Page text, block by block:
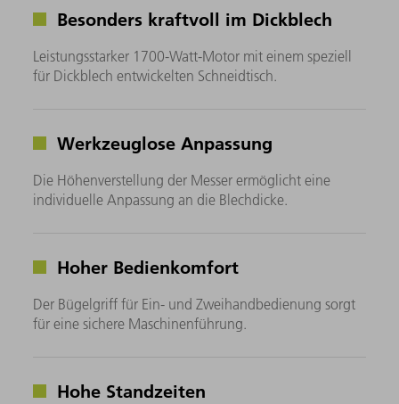
Besonders kraftvoll im Dickblech
Leistungsstarker 1700-Watt-Motor mit einem speziell
für Dickblech entwickelten Schneidtisch.
Werkzeuglose Anpassung
Die Höhenverstellung der Messer ermöglicht eine
individuelle Anpassung an die Blechdicke.
Hoher Bedienkomfort
Der Bügelgriff für Ein- und Zweihandbedienung sorgt
für eine sichere Maschinenführung.
Hohe Standzeiten